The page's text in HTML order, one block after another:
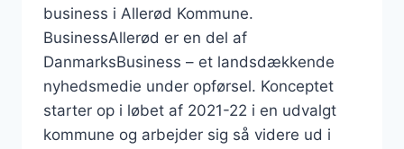
business i Allerød Kommune.
BusinessAllerød er en del af
DanmarksBusiness – et landsdækkende
nyhedsmedie under opførsel. Konceptet
starter op i løbet af 2021-22 i en udvalgt
kommune og arbejder sig så videre ud i